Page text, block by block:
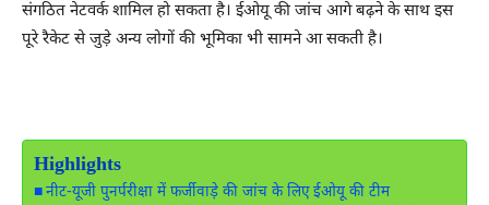
संगठित नेटवर्क शामिल हो सकता है। ईओयू की जांच आगे बढ़ने के साथ इस
पूरे रैकेट से जुड़े अन्य लोगों की भूमिका भी सामने आ सकती है।
Highlights
नीट-यूजी पुनर्परीक्षा में फर्जीवाड़े की जांच के लिए ईओयू की टीम